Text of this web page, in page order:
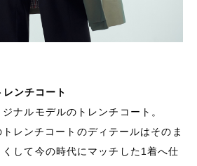
ンチコート
ナルモデルのトレンチコート。
レンチコートのディテールはそのま
して今の時代にマッチした1着へ仕